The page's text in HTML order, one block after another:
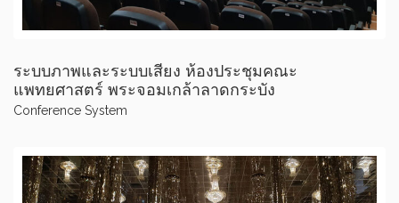
ระบบภาพและระบบเสียง ห้องประชุมคณะ
แพทยศาสตร์ พระจอมเกล้าลาดกระบัง
Conference System